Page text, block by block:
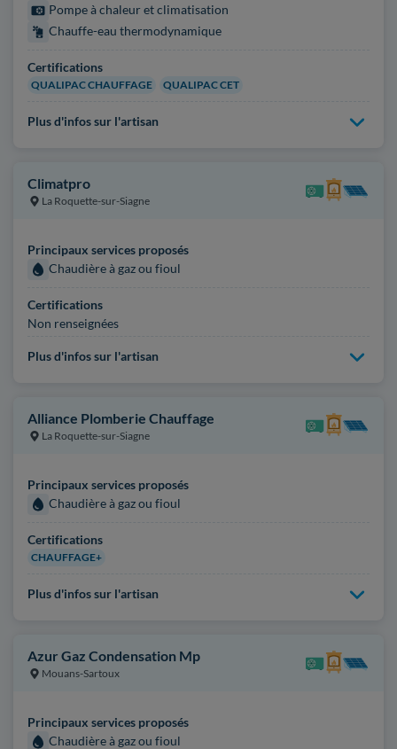
Pompe à chaleur et climatisation
Chauffe-eau thermodynamique
Certifications
QUALIPAC CHAUFFAGE QUALIPAC CET
Plus d'infos sur l'artisan
Climatpro
La Roquette-sur-Siagne
Principaux services proposés
Chaudière à gaz ou fioul
Certifications
Non renseignées
Plus d'infos sur l'artisan
Alliance Plomberie Chauffage
La Roquette-sur-Siagne
Principaux services proposés
Chaudière à gaz ou fioul
Certifications
CHAUFFAGE+
Plus d'infos sur l'artisan
Azur Gaz Condensation Mp
Mouans-Sartoux
Principaux services proposés
Chaudière à gaz ou fioul